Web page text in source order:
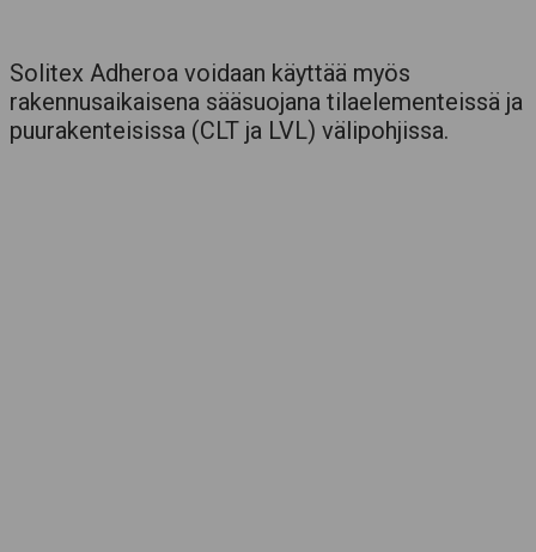
Solitex Adheroa voidaan käyttää myös
rakennusaikaisena sääsuojana tilaelementeissä ja
puurakenteisissa (CLT ja LVL) välipohjissa.